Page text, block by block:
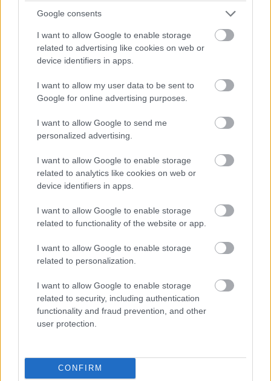
Google consents
I want to allow Google to enable storage
related to advertising like cookies on web or
device identifiers in apps.
I want to allow my user data to be sent to
Google for online advertising purposes.
I want to allow Google to send me
personalized advertising.
I want to allow Google to enable storage
related to analytics like cookies on web or
device identifiers in apps.
I want to allow Google to enable storage
related to functionality of the website or app.
I want to allow Google to enable storage
related to personalization.
I want to allow Google to enable storage
related to security, including authentication
functionality and fraud prevention, and other
user protection.
CONFIRM
PROGmasters - Szoftverfejlesztőkre továbbra is nagy
szükség van
Egy, a PROGmasters résztvevői körében készített tavaly
szeptemberi felmérés szerint a 2017 óta végzett
válaszadók bruttó havi átlagfizetése 806 ezerről 913
ezer forintra nőtt egy év alatt.
trendeket a fiatalok elvárásai (X)
A diákoknak már nem elég a magas órabér,
rugalmasságot is várnak.
#computertrends #magazin #print
#pdf
#lapszám
#lapozó #ingram micro
#virágh attila
#bert zeleken
A mesterséges intelligencia